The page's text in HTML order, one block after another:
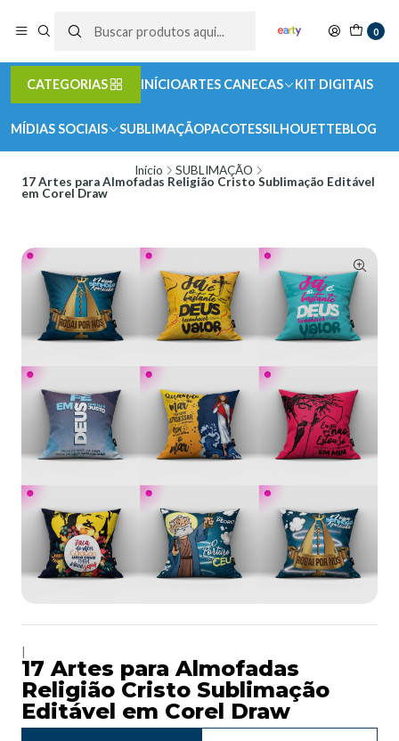
0
CATEGORIAS INÍCIOARTES CANECAS KIT DIGITAIS
MÍDIAS SOCIAIS SUBLIMAÇÃOPACOTESSILHOUETTEBLOG
Início
SUBLIMAÇÃO
17 Artes para Almofadas Religião Cristo Sublimação Editável
em Corel Draw
17 Artes para Almofadas
Religião Cristo Sublimação
Editável em Corel Draw